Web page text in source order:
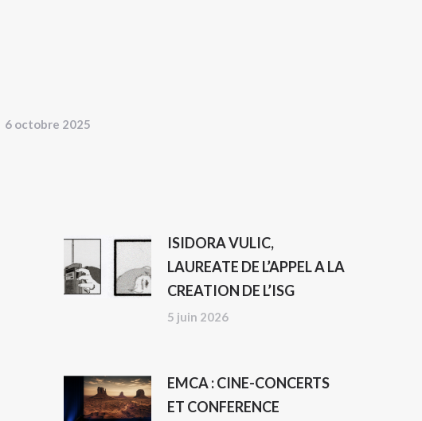
6 octobre 2025
ISIDORA VULIC,
LAUREATE DE L’APPEL A LA
CREATION DE L’ISG
5 juin 2026
EMCA : CINE-CONCERTS
ET CONFERENCE